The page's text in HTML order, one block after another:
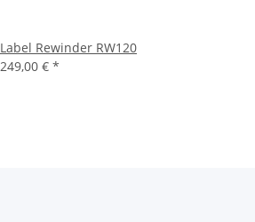
Label Rewinder RW120
249,00 € *